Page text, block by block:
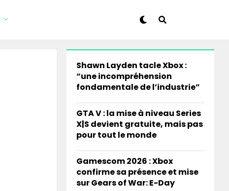
Shawn Layden tacle Xbox :
“une incompréhension
fondamentale de l’industrie”
GTA V : la mise à niveau Series
X|S devient gratuite, mais pas
pour tout le monde
Gamescom 2026 : Xbox
confirme sa présence et mise
sur Gears of War: E-Day